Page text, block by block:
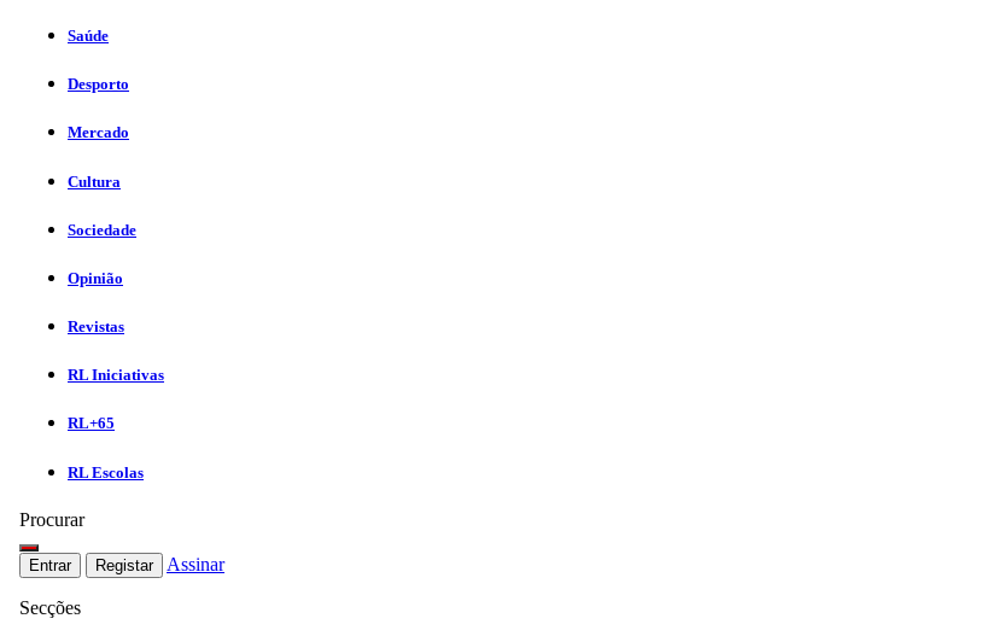
Saúde
Desporto
Mercado
Cultura
Sociedade
Opinião
Revistas
RL Iniciativas
RL+65
RL Escolas
Procurar
Entrar Registar Assinar
Secções